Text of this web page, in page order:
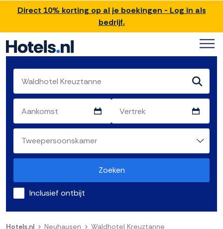
Direct 10% korting op al je boekingen - Log in als
bedrijf.
Zoeken
Inclusief ontbijt
Hotels.nl Neuhausen Waldhotel Kreuztanne